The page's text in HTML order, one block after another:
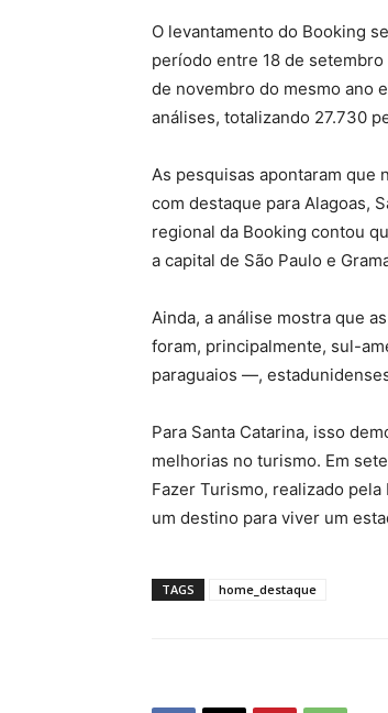
O levantamento do Booking
período entre 18 de
de novembro do mesmo ano
análises, totalizando 27.730
As pesquisas apontaram que
com destaque para Alagoas,
regional da Booking contou
a capital de São Paulo e
Ainda, a análise mostra que
foram, principalmente, sul-
paraguaios —,
Para Santa Catarina, isso
melhorias no turismo. Em
Fazer Turismo, realizado
um destino para viver um
TAGS home_destaque